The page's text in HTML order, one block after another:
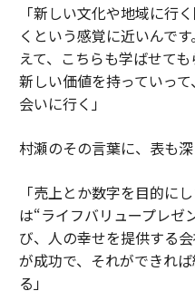
「新しい文化や地域に行
くという感覚に近いんで
えて、こちらも学ばせて
新しい価値を持っていっ
会いに行く」
村瀬のその言葉に、表も深
「売上とか数字を目的に
は“ライフバリュープレゼ
び、人の幸せを提供する
が成功で、それができれ
る」